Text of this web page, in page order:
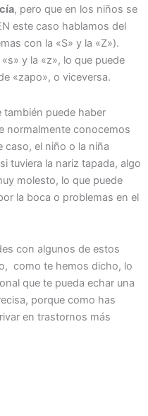
, pero que en los niños se
este caso hablamos del
con la «S» y la «Z»).
y la «z», lo que puede
«zapo», o viceversa.
también puede haber
normalmente conocemos
caso, el niño o la niña
tuviera la nariz tapada, algo
molesto, lo que puede
la boca o problemas en el
con algunos de estos
como te hemos dicho, lo
que te pueda echar una
porque como has
en trastornos más